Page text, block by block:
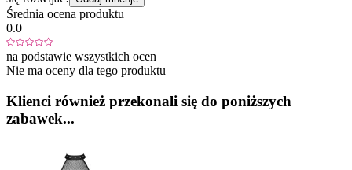
Średnia ocena produktu
0.0
na podstawie wszystkich ocen
Nie ma oceny dla tego produktu
Klienci również przekonali się do poniższych
zabawek...